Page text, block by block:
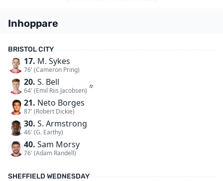
Inhoppare
BRISTOL CITY
17. M. Sykes
76' (Cameron Pring)
20. S. Bell
64' (Emil Riis Jacobsen)
21. Neto Borges
87' (Robert Dickie)
30. S. Armstrong
46' (G. Earthy)
40. Sam Morsy
76' (Adam Randell)
SHEFFIELD WEDNESDAY